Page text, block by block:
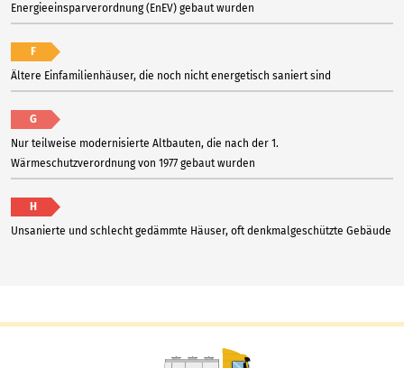
Energieeinsparverordnung (EnEV) gebaut wurden
F
Ältere Einfamilienhäuser, die noch nicht energetisch saniert sind
G
Nur teilweise modernisierte Altbauten, die nach der 1.
Wärmeschutzverordnung von 1977 gebaut wurden
H
Unsanierte und schlecht gedämmte Häuser, oft denkmalgeschützte Gebäude